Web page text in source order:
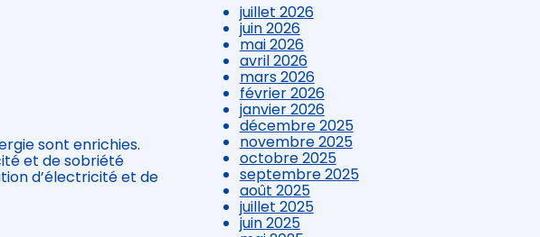
sont enrichies.
et de sobriété
d’électricité et de
juillet 2026
juin 2026
mai 2026
avril 2026
mars 2026
février 2026
janvier 2026
décembre 2025
novembre 2025
octobre 2025
septembre 2025
août 2025
juillet 2025
juin 2025